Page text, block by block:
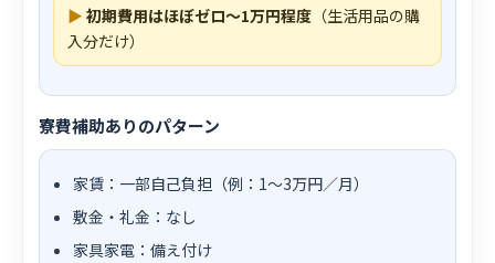
▶ 初期費用はほぼゼロ〜1万円程度 （生活用品の購
入分だけ）
寮費補助ありのパターン
家賃：一部自己負担（例：1〜3万円／月）
敷金・礼金：なし
家具家電：備え付け